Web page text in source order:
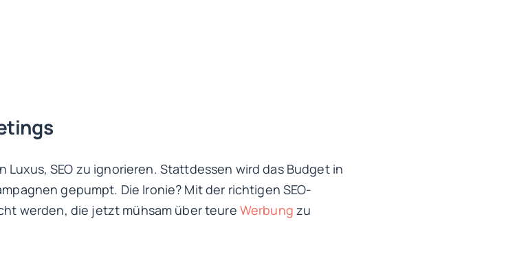
SEO zu ignorieren. Stattdessen wird das Budget in
gepumpt. Die Ironie? Mit der richtigen SEO-
werden, die jetzt mühsam über teure Werbung zu